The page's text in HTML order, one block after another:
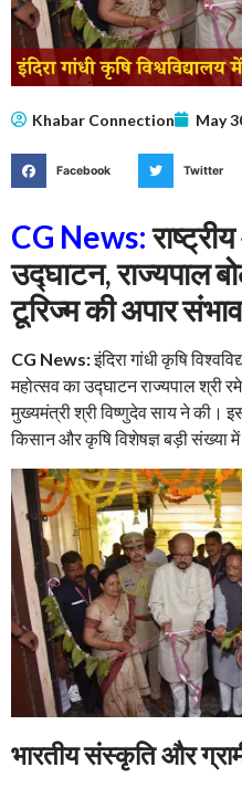
Khabar Connection May
Facebook Twitter
CG News:
उद्घाटन, राज्यपाल
टूरिज्म की अपार
CG News:इंदिरा गांधी कृषि
महोत्सव का उद्घाटन राज्यपाल श्री
मुख्यमंत्री श्री विष्णुदेव साय ने
किसान और कृषि विशेषज्ञ बड़ी संख्या
भारतीय संस्कृति और